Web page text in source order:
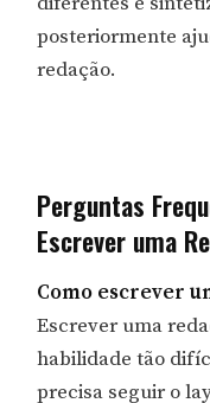
posteriormente
redação.
Perguntas
Escrever uma
Como escrever
Escrever uma
habilidade tão
precisa seguir o